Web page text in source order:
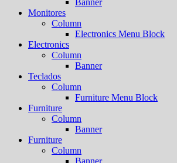
Banner
Monitores
Column
Electronics Menu Block
Electronics
Column
Banner
Teclados
Column
Furniture Menu Block
Furniture
Column
Banner
Furniture
Column
Banner